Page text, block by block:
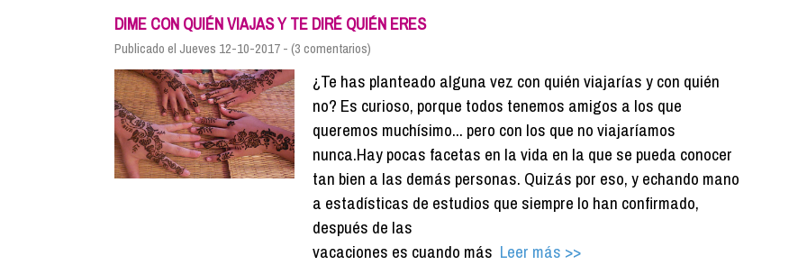
DIME CON QUIÉN VIAJAS Y TE DIRÉ QUIÉN ERES
Publicado el Jueves 12-10-2017 - (3 comentarios)
¿Te has planteado alguna vez con quién viajarías y con quién
no? Es curioso, porque todos tenemos amigos a los que
queremos muchísimo... pero con los que no viajaríamos
nunca.Hay pocas facetas en la vida en la que se pueda conocer
tan bien a las demás personas. Quizás por eso, y echando mano
a estadísticas de estudios que siempre lo han confirmado,
después de las
vacaciones es cuando más Leer más >>